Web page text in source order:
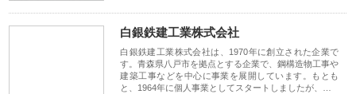
白銀鉄建工業株式会社
白銀鉄建工業株式会社は、1970年に創立された企業で
す。青森県八戸市を拠点とする企業で、鋼構造物工事や
建築工事などを中心に事業を展開しています。もとも
と、1964年に個人事業としてスタートしましたが、…